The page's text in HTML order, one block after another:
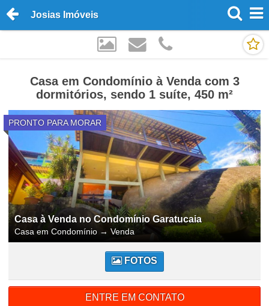
Josias Imóveis
Casa em Condomínio à Venda com 3
dormitórios, sendo 1 suíte, 450 m²
PRONTO PARA MORAR
Casa à Venda no Condomínio Garatucaia
Casa em Condomínio → Venda
FOTOS
ENTRE EM CONTATO